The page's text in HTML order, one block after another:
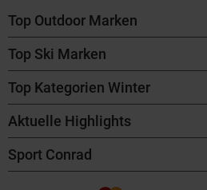
Top Outdoor Marken
Patagonia
Maloja
Salomon
Icebreaker
Top Ski Marken
ATK Bindungen
K2 Ski
Völkl Ski
Top Kategorien Winter
Ski
Skitouren Ski
Aktuelle Highlights
Maloja Fahrradbekleidung
Sport Conrad